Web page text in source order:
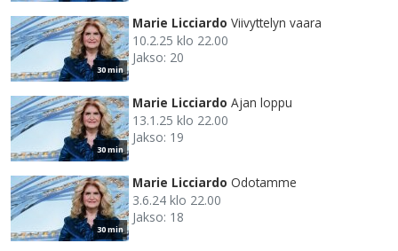
30 min
Marie Licciardo Viivyttelyn vaara
10.2.25 klo 22.00
Jakso: 20
30 min
Marie Licciardo Ajan loppu
13.1.25 klo 22.00
Jakso: 19
30 min
Marie Licciardo Odotamme
3.6.24 klo 22.00
Jakso: 18